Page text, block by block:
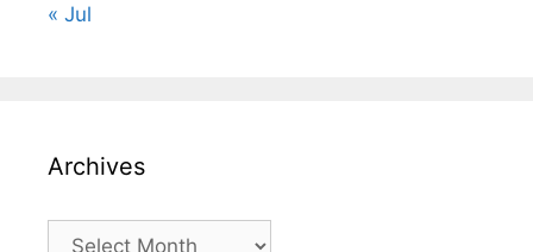
« Jul
Archives
Archives